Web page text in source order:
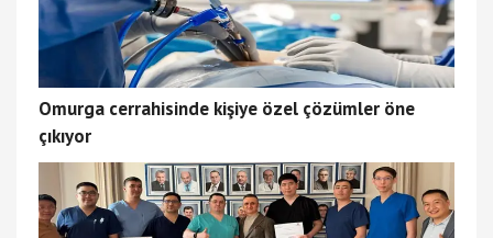
Omurga cerrahisinde kişiye özel çözümler öne
çıkıyor